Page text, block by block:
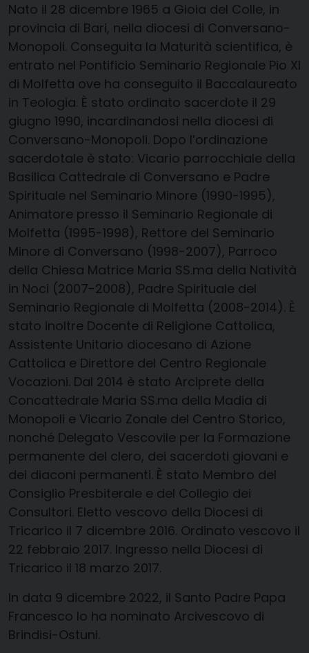
Nato il 28 dicembre 1965 a Gioia del Colle, in
provincia di Bari, nella diocesi di Conversano-
Monopoli. Conseguita la Maturità scientifica, è
entrato nel Pontificio Seminario Regionale Pio XI
di Molfetta ove ha conseguito il Baccalaureato
in Teologia. È stato ordinato sacerdote il 29
giugno 1990, incardinandosi nella diocesi di
Conversano-Monopoli. Dopo l’ordinazione
sacerdotale è stato: Vicario parrocchiale della
Basilica Cattedrale di Conversano e Padre
Spirituale nel Seminario Minore (1990-1995),
Animatore presso il Seminario Regionale di
Molfetta (1995-1998), Rettore del Seminario
Minore di Conversano (1998-2007), Parroco
della Chiesa Matrice Maria SS.ma della Natività
in Noci (2007-2008), Padre Spirituale del
Seminario Regionale di Molfetta (2008-2014). È
stato inoltre Docente di Religione Cattolica,
Assistente Unitario diocesano di Azione
Cattolica e Direttore del Centro Regionale
Vocazioni. Dal 2014 è stato Arciprete della
Concattedrale Maria SS.ma della Madia di
Monopoli e Vicario Zonale del Centro Storico,
nonché Delegato Vescovile per la Formazione
permanente del clero, dei sacerdoti giovani e
dei diaconi permanenti. È stato Membro del
Consiglio Presbiterale e del Collegio dei
Consultori. Eletto vescovo della Diocesi di
Tricarico il 7 dicembre 2016. Ordinato vescovo il
22 febbraio 2017. Ingresso nella Diocesi di
Tricarico il 18 marzo 2017.
In data 9 dicembre 2022, il Santo Padre Papa
Francesco lo ha nominato Arcivescovo di
Brindisi-Ostuni.